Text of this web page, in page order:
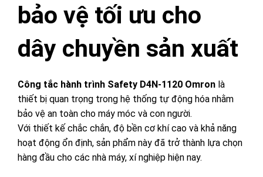
bảo vệ tối ưu cho
dây chuyền sản xuất
Công tắc hành trình Safety D4N-1120 Omron là
thiết bị quan trọng trong hệ thống tự động hóa nhằm
bảo vệ an toàn cho máy móc và con người.
Với thiết kế chắc chắn, độ bền cơ khí cao và khả năng
hoạt động ổn định, sản phẩm này đã trở thành lựa chọn
hàng đầu cho các nhà máy, xí nghiệp hiện nay.